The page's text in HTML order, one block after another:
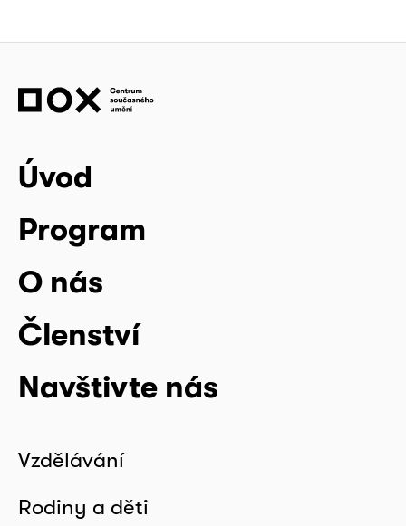
Úvod
Program
O nás
Členství
Navštivte nás
Vzdělávání
Rodiny a děti